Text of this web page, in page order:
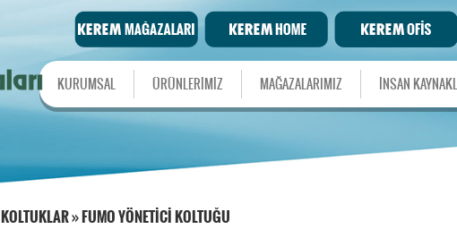
KURUMSAL ÜRÜNLERİMİZ MAĞAZALARIMIZ İNSAN
KOLTUKLAR»FUMO YÖNETİCİ KOLTUĞU